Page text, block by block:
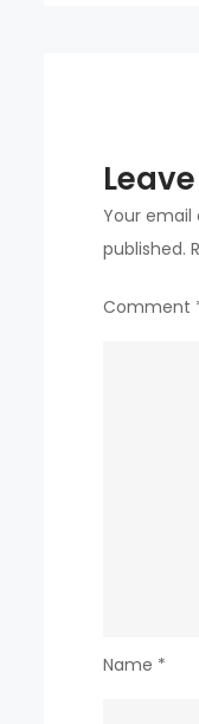
Your email
published.
Comment
Name *